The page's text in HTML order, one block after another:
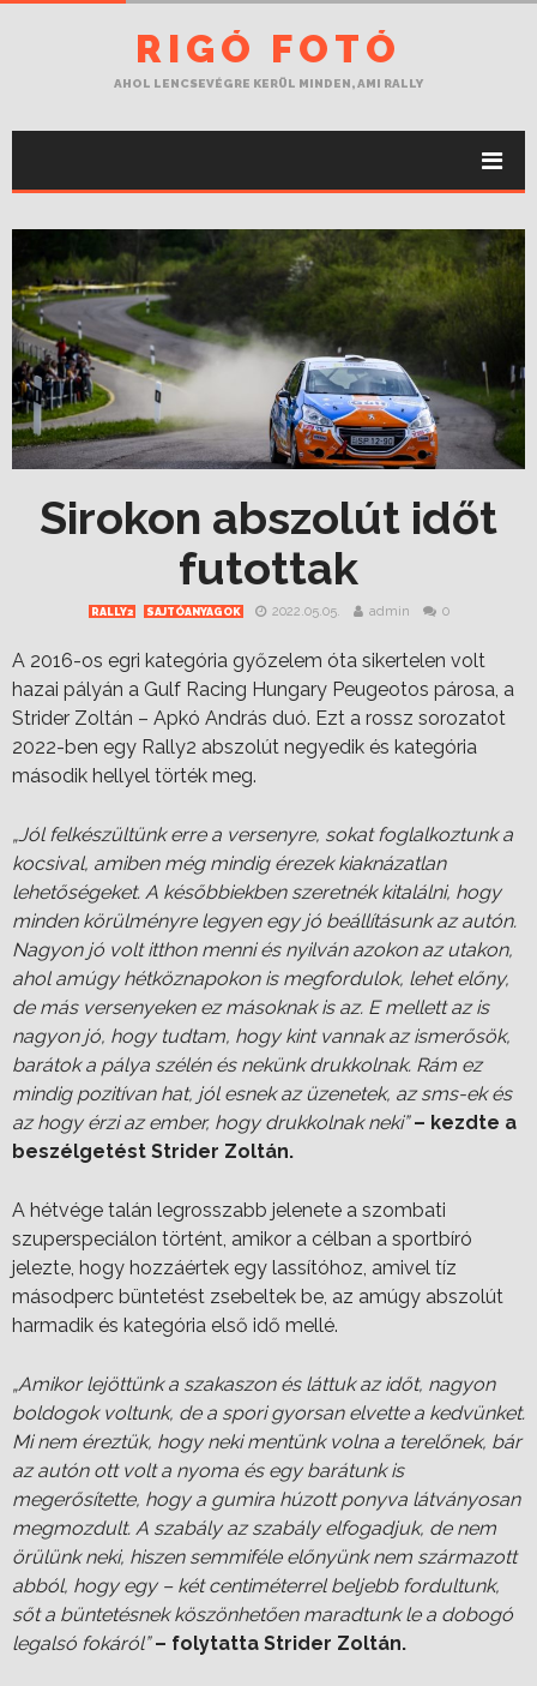
RIGÓ FOTÓ
AHOL LENCSEVÉGRE KERÜL MINDEN, AMI RALLY
Sirokon abszolút időt
futottak
RALLY2 SAJTÓANYAGOK 2022.05.05. admin 0
A 2016-os egri kategória győzelem óta sikertelen volt
hazai pályán a Gulf Racing Hungary Peugeotos párosa, a
Strider Zoltán – Apkó András duó. Ezt a rossz sorozatot
2022-ben egy Rally2 abszolút negyedik és kategória
második hellyel törték meg.
„Jól felkészültünk erre a versenyre, sokat foglalkoztunk a
kocsival, amiben még mindig érezek kiaknázatlan
lehetőségeket. A későbbiekben szeretnék kitalálni, hogy
minden körülményre legyen egy jó beállításunk az autón.
Nagyon jó volt itthon menni és nyilván azokon az utakon,
ahol amúgy hétköznapokon is megfordulok, lehet előny,
de más versenyeken ez másoknak is az. E mellett az is
nagyon jó, hogy tudtam, hogy kint vannak az ismerősök,
barátok a pálya szélén és nekünk drukkolnak. Rám ez
mindig pozitívan hat, jól esnek az üzenetek, az sms-ek és
az hogy érzi az ember, hogy drukkolnak neki” – kezdte a
beszélgetést Strider Zoltán.
A hétvége talán legrosszabb jelenete a szombati
szuperspeciálon történt, amikor a célban a sportbíró
jelezte, hogy hozzáértek egy lassítóhoz, amivel tíz
másodperc büntetést zsebeltek be, az amúgy abszolút
harmadik és kategória első idő mellé.
„Amikor lejöttünk a szakaszon és láttuk az időt, nagyon
boldogok voltunk, de a spori gyorsan elvette a kedvünket.
Mi nem éreztük, hogy neki mentünk volna a terelőnek, bár
az autón ott volt a nyoma és egy barátunk is
megerősítette, hogy a gumira húzott ponyva látványosan
megmozdult. A szabály az szabály elfogadjuk, de nem
örülünk neki, hiszen semmiféle előnyünk nem származott
abból, hogy egy – két centiméterrel beljebb fordultunk,
sőt a büntetésnek köszönhetően maradtunk le a dobogó
legalsó fokáról” – folytatta Strider Zoltán.